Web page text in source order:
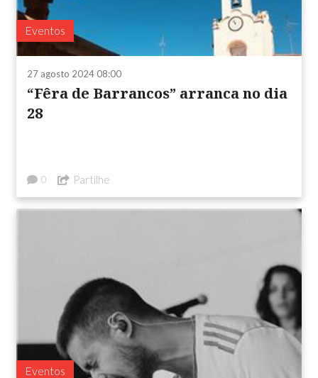
Eventos
27 agosto 2024 08:00
“Fêra de Barrancos” arranca no dia
28
0 Partilhe
Eventos